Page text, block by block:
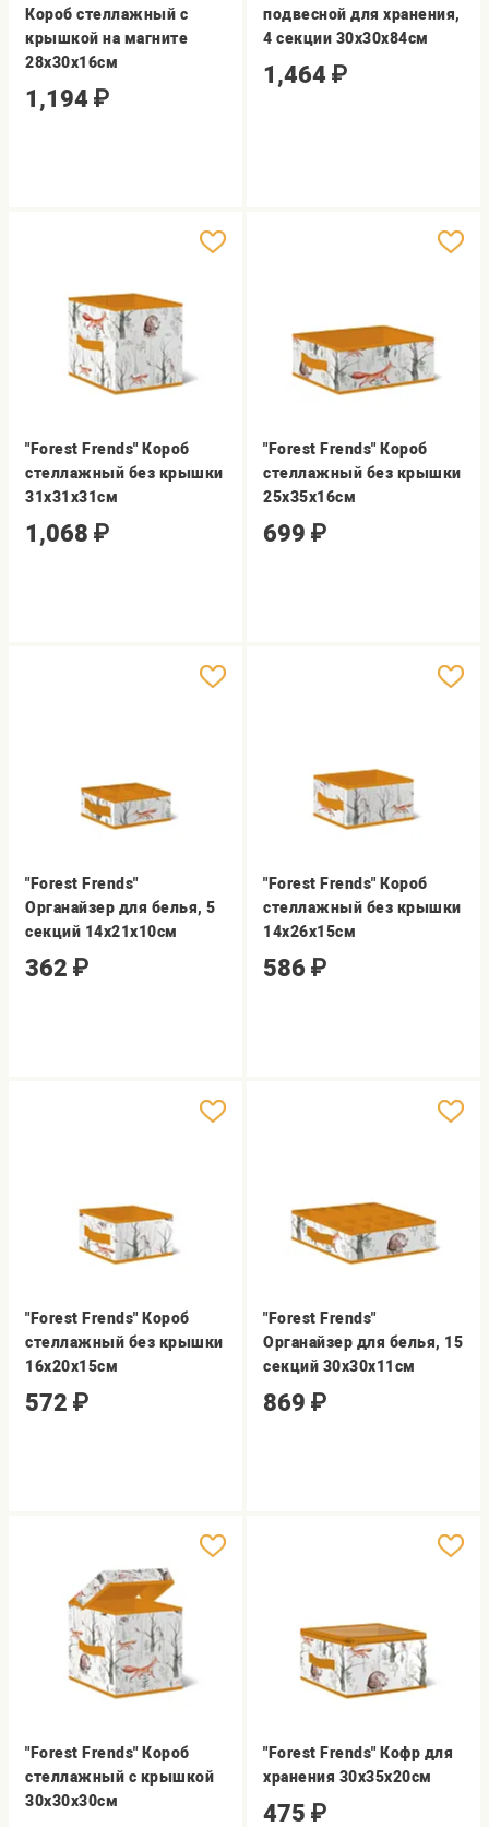
Короб стеллажный с
крышкой на магните
28х30х16см
1,194 ₽
подвесной для хранения,
4 секции 30х30х84см
1,464 ₽
"Forest Frends" Короб
стеллажный без крышки
31х31х31см
1,068 ₽
"Forest Frends" Короб
стеллажный без крышки
25х35х16см
699 ₽
"Forest Frends"
Органайзер для белья, 5
секций 14х21х10см
362 ₽
"Forest Frends" Короб
стеллажный без крышки
14х26х15см
586 ₽
"Forest Frends" Короб
стеллажный без крышки
16х20х15см
572 ₽
"Forest Frends"
Органайзер для белья, 15
секций 30х30х11см
869 ₽
"Forest Frends" Короб
стеллажный с крышкой
30х30х30см
"Forest Frends" Кофр для
хранения 30х35х20см
475 ₽